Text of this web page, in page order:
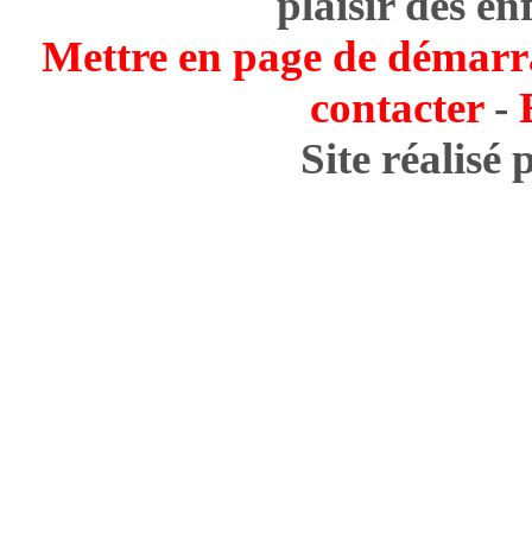
Mettre en page de
contacter-
Site réalisé